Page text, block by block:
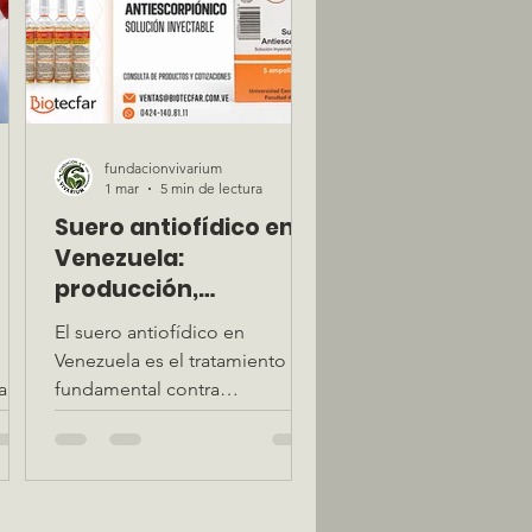
son claves para la
recuperación.
y
Suero antiofídico en
Venezuela:
producción,
disponibilidad, uso y
precauciones
El suero antiofídico en
Venezuela es el tratamiento
fundamental contra
mordeduras de serpientes
cascabel (Crotalus). En este
fundacionvivarium
1 mar
5 min de lectura